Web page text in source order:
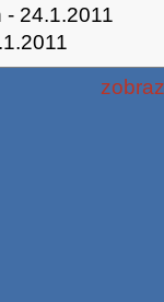
- 24.1.2011